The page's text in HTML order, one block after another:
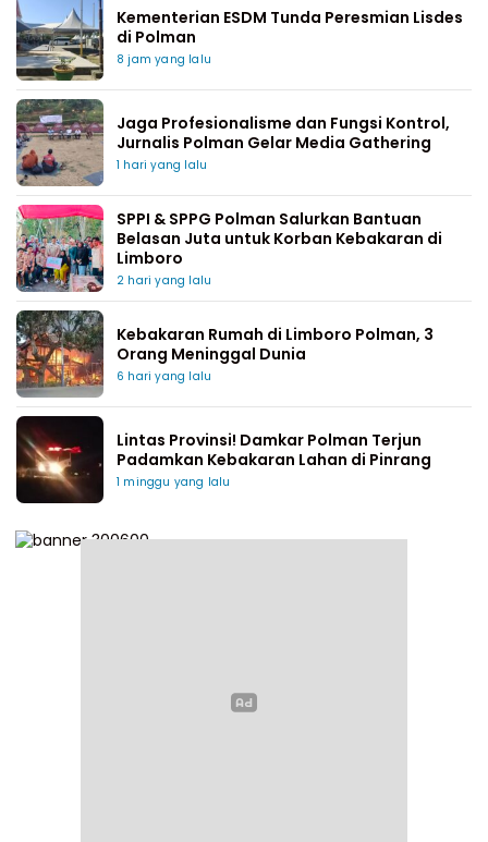
Kementerian ESDM Tunda Peresmian Lisdes
di Polman
8 jam yang lalu
Jaga Profesionalisme dan Fungsi Kontrol,
Jurnalis Polman Gelar Media Gathering
1 hari yang lalu
SPPI & SPPG Polman Salurkan Bantuan
Belasan Juta untuk Korban Kebakaran di
Limboro
2 hari yang lalu
Kebakaran Rumah di Limboro Polman, 3
Orang Meninggal Dunia
6 hari yang lalu
Lintas Provinsi! Damkar Polman Terjun
Padamkan Kebakaran Lahan di Pinrang
1 minggu yang lalu